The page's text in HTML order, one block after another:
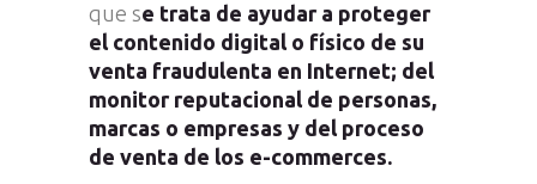
que se trata de ayudar a proteger
el contenido digital o físico de su
venta fraudulenta en Internet; del
monitor reputacional de personas,
marcas o empresas y del proceso
de venta de los e-commerces.